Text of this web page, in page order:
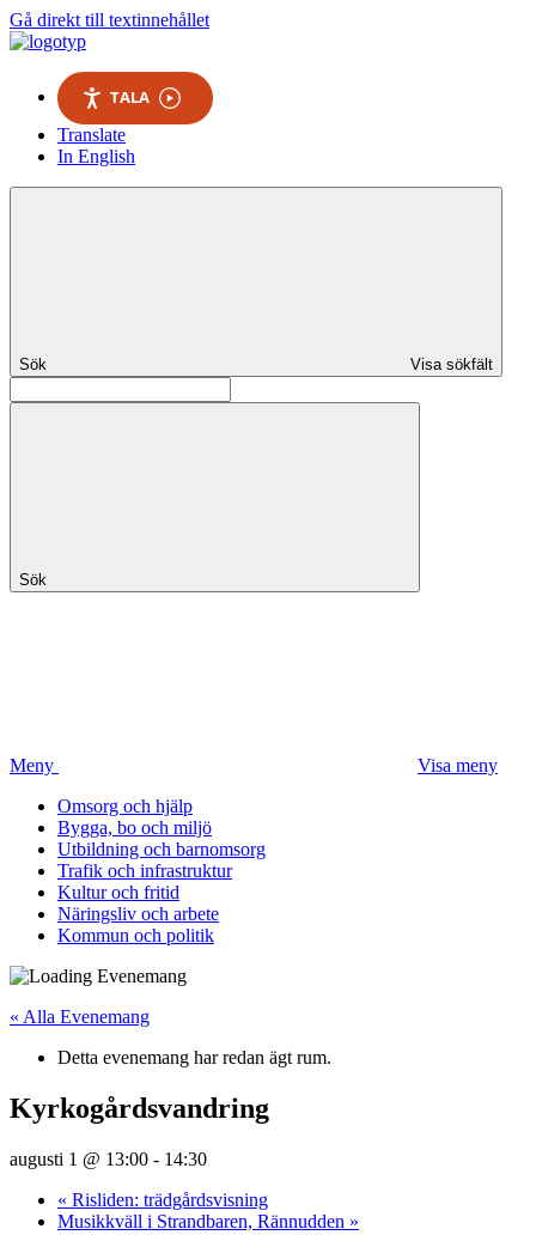
Gå direkt till textinnehållet
TALA
Translate
In English
Sök Visa sökfält
Sök
Meny
Visa meny
Omsorg och hjälp
Bygga, bo och miljö
Utbildning och barnomsorg
Trafik och infrastruktur
Kultur och fritid
Näringsliv och arbete
Kommun och politik
« Alla Evenemang
Detta evenemang har redan ägt rum.
Kyrkogårdsvandring
augusti 1 @ 13:00 - 14:30
« Risliden: trädgårdsvisning
Musikkväll i Strandbaren, Rännudden »